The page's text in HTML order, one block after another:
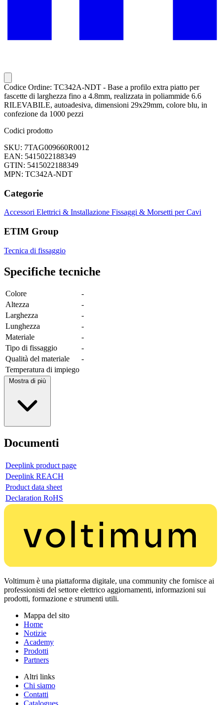
Codice Ordine: TC342A-NDT - Base a profilo extra piatto per
fascette di larghezza fino a 4.8mm, realizzata in poliammide 6.6
RILEVABILE, autoadesiva, dimensioni 29x29mm, colore blu, in
confezione da 1000 pezzi
Codici prodotto
SKU: 7TAG009660R0012
EAN: 5415022188349
GTIN: 5415022188349
MPN: TC342A-NDT
Categorie
Accessori Elettrici & Installazione Fissaggi & Morsetti per Cavi
ETIM Group
Tecnica di fissaggio
Specifiche tecniche
Colore
-
Altezza
-
Larghezza
-
Lunghezza
-
Materiale
-
Tipo di fissaggio
-
Qualità del materiale
-
Temperatura di impiego
Mostra di più
Documenti
Deeplink product page
Deeplink REACH
Product data sheet
Declaration RoHS
Voltimum è una piattaforma digitale, una community che fornisce ai
professionisti del settore elettrico aggiornamenti, informazioni sui
prodotti, formazione e strumenti utili.
Mappa del sito
Home
Notizie
Academy
Prodotti
Partners
Altri links
Chi siamo
Contatti
Catalogues